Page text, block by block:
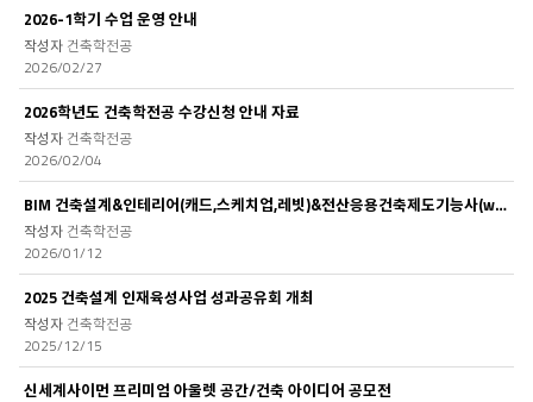
지
사
항
목
록
2026-1학기 수업 운영 안내
건축학전공
2026/02/27
2026학년도 건축학전공 수강신청 안내 자료
건축학전공
2026/02/04
BIM 건축설계&인테리어(캐드,스케치업,레빗)&전산응용건축제도기능사(with Pr..
건축학전공
2026/01/12
2025 건축설계 인재육성사업 성과공유회 개최
건축학전공
2025/12/15
신세계사이먼 프리미엄 아울렛 공간/건축 아이디어 공모전